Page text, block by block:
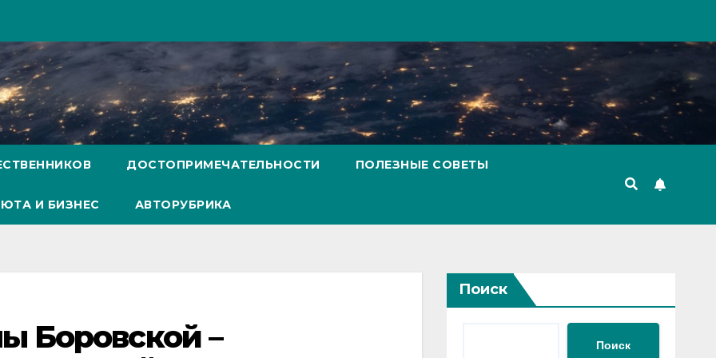
ДОСТОПРИМЕЧАТЕЛЬНОСТИ ПОЛЕЗНЫЕ СОВЕТЫ
И БИЗНЕС АВТОРУБРИКА
Боровской –
Поиск
Поиск